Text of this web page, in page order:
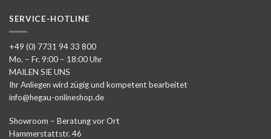
SERVICE-HOTLINE
+49 (0) 7731 94 33 800
Mo. – Fr. 9:00 – 18:00 Uhr
MAILEN SIE UNS
Ihr Anliegen wird zügig und kompetent bearbeitet
info@hegau-onlineshop.de
Showroom – Beratung vor Ort
Hammerstattstr. 46